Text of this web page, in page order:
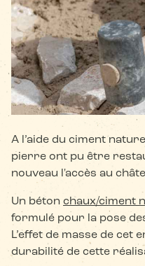
A l’aide du ciment
pierre ont pu être
nouveau l'accès au
Un béton chaux/ciment
formulé pour la pose
L’effet de masse de cet
durabilité de cette